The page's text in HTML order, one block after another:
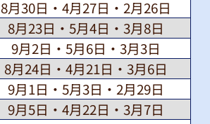
8月30日・4月27日・2月26日
8月23日・5月4日・3月8日
9月2日・5月6日・3月3日
8月24日・4月21日・3月6日
9月1日・5月3日・2月29日
9月5日・4月22日・3月7日